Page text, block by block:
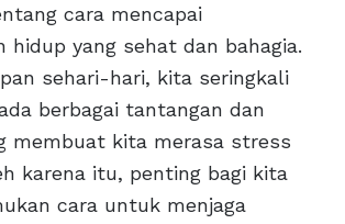
cara mencapai
hidup yang sehat dan bahagia.
sehari-hari, kita seringkali
berbagai tantangan dan
membuat kita merasa stress
karena itu, penting bagi kita
cara untuk menjaga